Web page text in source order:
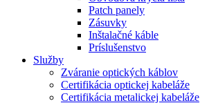
Patch panely
Zásuvky
Inštalačné káble
Príslušenstvo
Služby
Zváranie optických káblov
Certifikácia optickej kabeláže
Certifikácia metalickej kabeláže